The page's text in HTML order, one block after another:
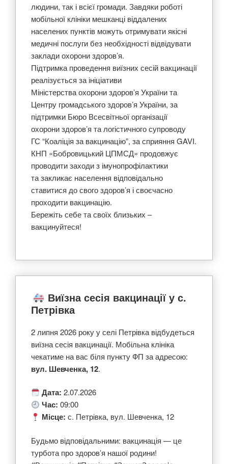
людини, так і всієї громади. Завдяки роботі
мобільної клініки мешканці віддалених
населених пунктів можуть отримувати якісні
медичні послуги без необхідності відвідувати
заклади охорони здоров’я.
Підтримка проведення виїзних сесій вакцинації
реалізується за ініціативи
Міністерства охорони здоров’я України та
Центру громадського здоров’я України, за
підтримки Бюро Всесвітньої організації
охорони здоров’я та логістичного супроводу
ГС “Коаліція за вакцинацію”, за сприяння GAVI.
КНП «Бобровицький ЦПМСД» продовжує
проводити заходи з імунопрофілактики
та закликає населення відповідально
ставитися до свого здоров’я і своєчасно
проходити вакцинацію.
Бережіть себе та своїх близьких –
вакцинуйтеся!
Виїзна сесія вакцинації у с.
Петрівка
2 липня 2026 року у селі Петрівка відбудеться
виїзна сесія вакцинації. Мобільна клініка
чекатиме на вас біля пункту ФП за адресою:
вул. Шевченка, 12.
Дата: 2.07.2026
Час: 09:00
Місце: с. Петрівка, вул. Шевченка, 12
Будьмо відповідальними: вакцинація — це
турбота про здоров’я нашої родини!